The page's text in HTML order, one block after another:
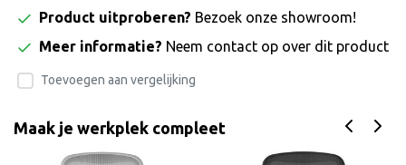
Product uitproberen? Bezoek onze showroom!
Meer informatie? Neem contact op over dit product
Toevoegen aan vergelijking
Maak je werkplek compleet